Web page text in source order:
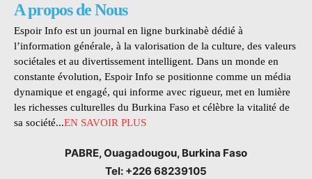
A propos de Nous
Espoir Info est un journal en ligne burkinabè dédié à
l’information générale, à la valorisation de la culture, des valeurs
sociétales et au divertissement intelligent. Dans un monde en
constante évolution, Espoir Info se positionne comme un média
dynamique et engagé, qui informe avec rigueur, met en lumière
les richesses culturelles du Burkina Faso et célèbre la vitalité de
sa société...EN SAVOIR PLUS
PABRE, Ouagadougou, Burkina Faso
Tel: +226 68239105